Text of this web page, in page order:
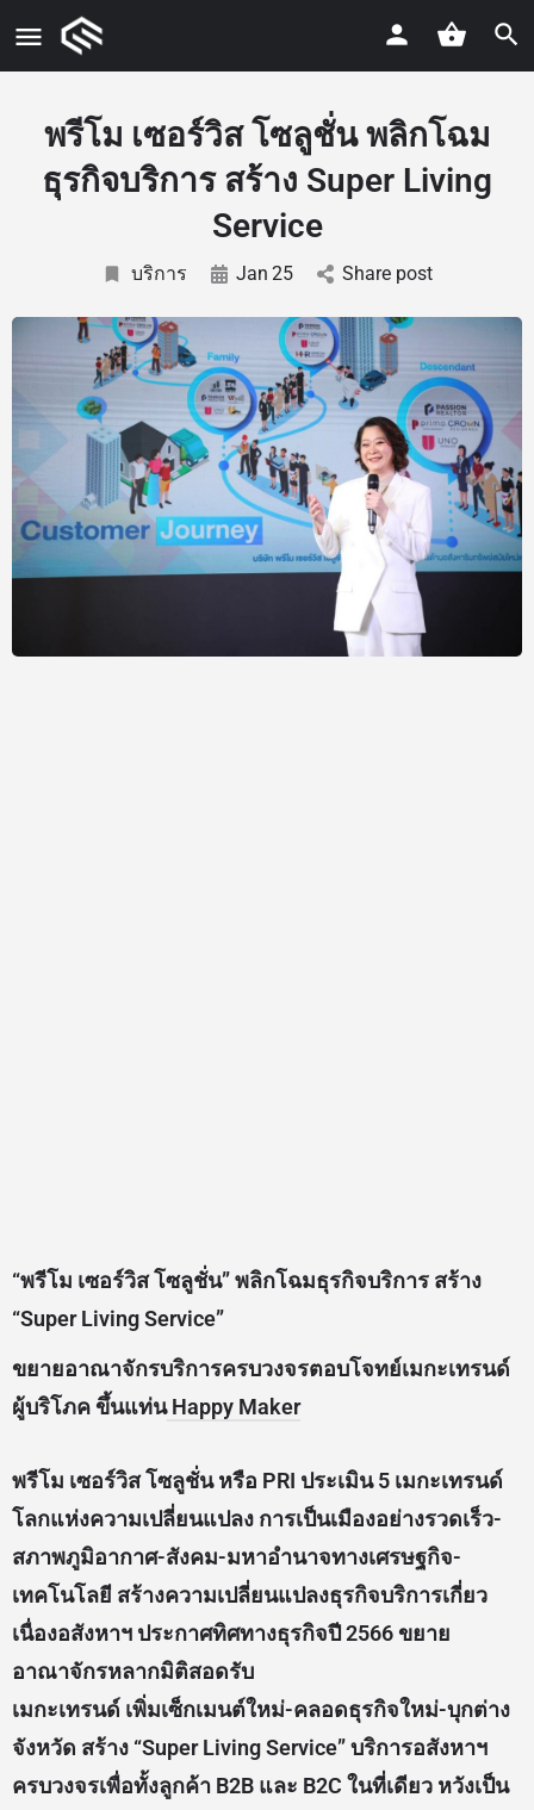
พรีโม เซอร์วิส โซลูชั่น พลิกโฉม
ธุรกิจบริการ สร้าง Super Living
Service
บริการ Jan 25 Share post
“พรีโม เซอร์วิส โซลูชั่น”พลิกโฉมธุรกิจบริการ สร้าง
“Super Living Service”
ขยายอาณาจักรบริการครบวงจรตอบโจทย์เมกะเทรนด์
ผู้บริโภค ขึ้นแท่นHappy Maker
พรีโม เซอร์วิส โซลูชั่น หรือ PRI ประเมิน 5 เมกะเทรนด์
โลกแห่งความเปลี่ยนแปลง การเป็นเมืองอย่างรวดเร็ว-
สภาพภูมิอากาศ-สังคม-มหาอำนาจทางเศรษฐกิจ-
เทคโนโลยี สร้างความเปลี่ยนแปลงธุรกิจบริการเกี่ยว
เนื่องอสังหาฯ ประกาศทิศทางธุรกิจปี 2566 ขยาย
อาณาจักรหลากมิติสอดรับ
เมกะเทรนด์ เพิ่มเซ็กเมนต์ใหม่-คลอดธุรกิจใหม่-บุกต่าง
จังหวัด สร้าง “Super Living Service” บริการอสังหาฯ
ครบวงจรเพื่อทั้งลูกค้า B2B และ B2C ในที่เดียว หวังเป็น